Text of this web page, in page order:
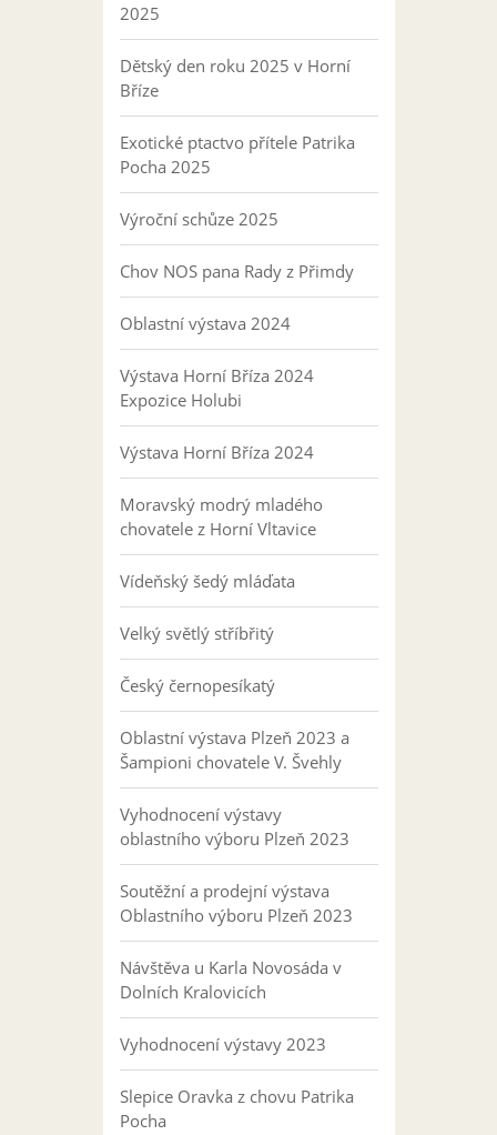
2025
Dětský den roku 2025 v Horní
Bříze
Exotické ptactvo přítele Patrika
Pocha 2025
Výroční schůze 2025
Chov NOS pana Rady z Přimdy
Oblastní výstava 2024
Výstava Horní Bříza 2024
Expozice Holubi
Výstava Horní Bříza 2024
Moravský modrý mladého
chovatele z Horní Vltavice
Vídeňský šedý mláďata
Velký světlý stříbřitý
Český černopesíkatý
Oblastní výstava Plzeň 2023 a
Šampioni chovatele V. Švehly
Vyhodnocení výstavy
oblastního výboru Plzeň 2023
Soutěžní a prodejní výstava
Oblastního výboru Plzeň 2023
Návštěva u Karla Novosáda v
Dolních Kralovicích
Vyhodnocení výstavy 2023
Slepice Oravka z chovu Patrika
Pocha